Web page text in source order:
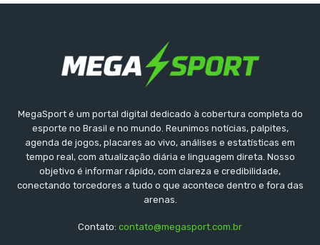
MegaSport é um portal digital dedicado à cobertura completa do
esporte no Brasil e no mundo. Reunimos notícias, palpites,
agenda de jogos, placares ao vivo, análises e estatísticas em
tempo real, com atualização diária e linguagem direta. Nosso
objetivo é informar rápido, com clareza e credibilidade,
conectando torcedores a tudo o que acontece dentro e fora das
arenas.
Contato: contato@megasport.com.br